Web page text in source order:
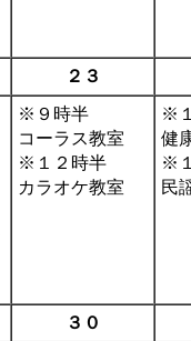
２３
※９時半
コーラス教室
※１２時半
カラオケ教室
※
健
※
民
３０